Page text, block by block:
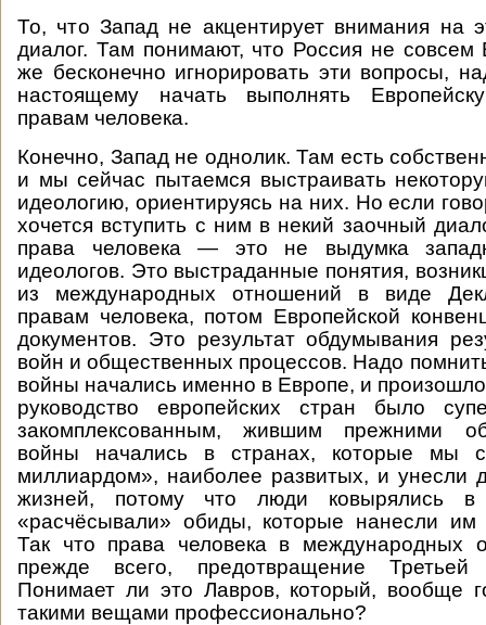
То, что Запад не акцентирует внимания
диалог. Там понимают, что Россия не совсем
же бесконечно игнорировать эти вопросы,
настоящему начать выполнять
правам человека.
Конечно, Запад не однолик. Там есть
и мы сейчас пытаемся выстраивать
идеологию, ориентируясь на них. Но если
хочется вступить с ним в некий заочный
права человека — это не выдумка
идеологов. Это выстраданные понятия,
из международных отношений в виде
правам человека, потом Европейской
документов. Это результат обдумывания
войн и общественных процессов. Надо
войны начались именно в Европе, и произошло
руководство европейских стран было
закомплексованным, жившим прежними
войны начались в странах, которые мы
миллиардом», наиболее развитых, и унесли
жизней, потому что люди ковырялись
«расчёсывали» обиды, которые нанесли им
Так что права человека в международных
прежде всего, предотвращение
Понимает ли это Лавров, который, вообще
такими вещами профессионально?